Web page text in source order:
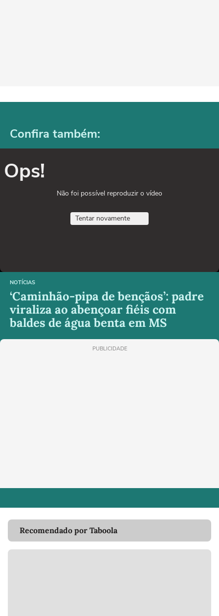
Confira também:
Ops!
Não foi possível reproduzir o vídeo
Tentar novamente
NOTÍCIAS
‘Caminhão-pipa de bençãos’: padre
viraliza ao abençoar fiéis com
baldes de água benta em MS
PUBLICIDADE
Recomendado por Taboola